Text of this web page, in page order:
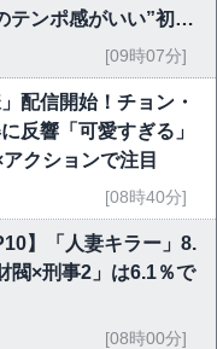
テンポ感がいい”初回
[09時07分]
配信開始！チョン・
反響「可愛すぎる」
クションで注目
[08時40分]
】「人妻キラー」8.
閥×刑事2」は6.1％で
[08時00分]